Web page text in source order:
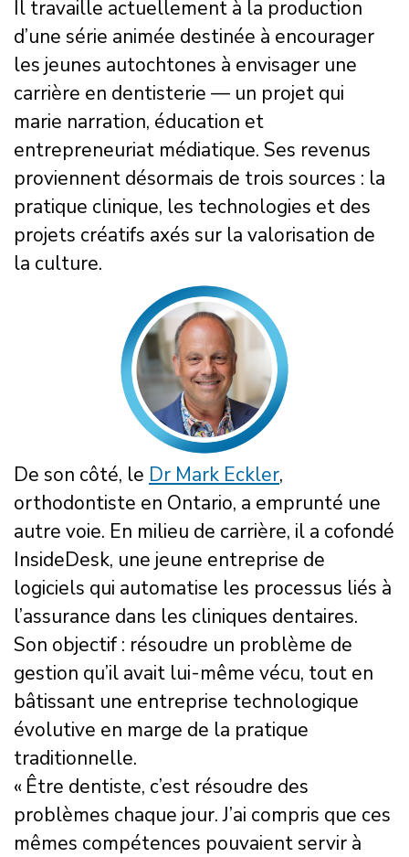
Il travaille actuellement à la production
d’une série animée destinée à encourager
les jeunes autochtones à envisager une
carrière en dentisterie — un projet qui
marie narration, éducation et
entrepreneuriat médiatique. Ses revenus
proviennent désormais de trois sources : la
pratique clinique, les technologies et des
projets créatifs axés sur la valorisation de
la culture.
De son côté, le Dr Mark Eckler,
orthodontiste en Ontario, a emprunté une
autre voie. En milieu de carrière, il a cofondé
InsideDesk, une jeune entreprise de
logiciels qui automatise les processus liés à
l’assurance dans les cliniques dentaires.
Son objectif : résoudre un problème de
gestion qu’il avait lui-même vécu, tout en
bâtissant une entreprise technologique
évolutive en marge de la pratique
traditionnelle.
« Être dentiste, c’est résoudre des
problèmes chaque jour. J’ai compris que ces
mêmes compétences pouvaient servir à